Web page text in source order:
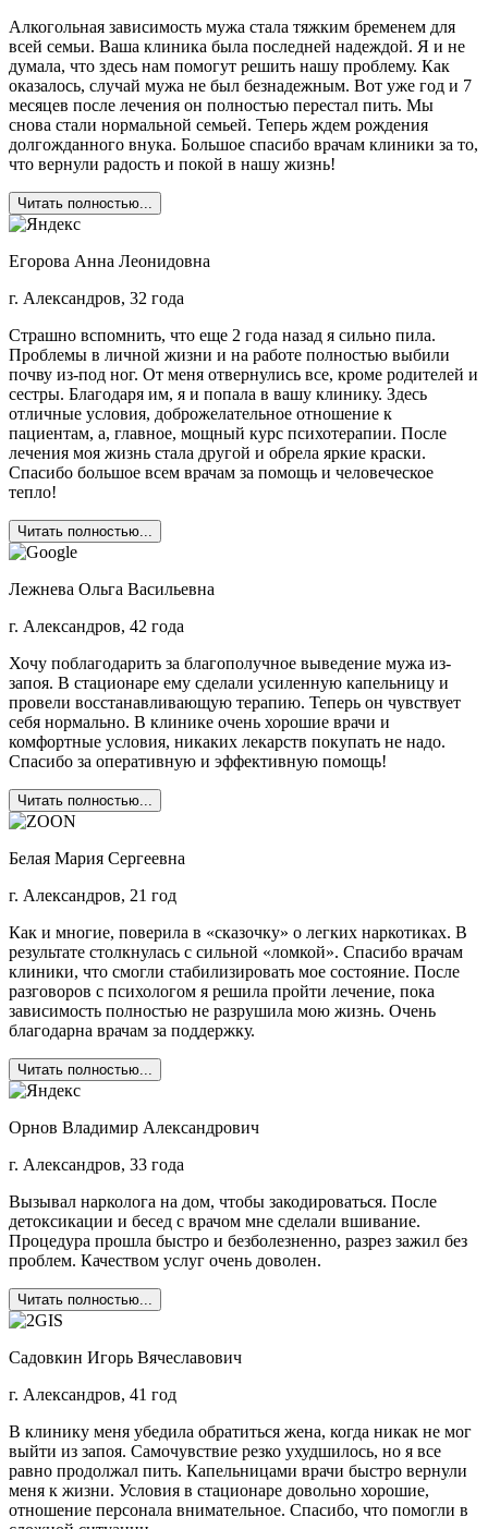
Алкогольная зависимость мужа стала тяжким бременем для
всей семьи. Ваша клиника была последней надеждой. Я и не
думала, что здесь нам помогут решить нашу проблему. Как
оказалось, случай мужа не был безнадежным. Вот уже год и 7
месяцев после лечения он полностью перестал пить. Мы
снова стали нормальной семьей. Теперь ждем рождения
долгожданного внука. Большое спасибо врачам клиники за то,
что вернули радость и покой в нашу жизнь!
Читать полностью...
Егорова Анна Леонидовна
г. Александров, 32 года
Страшно вспомнить, что еще 2 года назад я сильно пила.
Проблемы в личной жизни и на работе полностью выбили
почву из-под ног. От меня отвернулись все, кроме родителей и
сестры. Благодаря им, я и попала в вашу клинику. Здесь
отличные условия, доброжелательное отношение к
пациентам, а, главное, мощный курс психотерапии. После
лечения моя жизнь стала другой и обрела яркие краски.
Спасибо большое всем врачам за помощь и человеческое
тепло!
Читать полностью...
Лежнева Ольга Васильевна
г. Александров, 42 года
Хочу поблагодарить за благополучное выведение мужа из-
запоя. В стационаре ему сделали усиленную капельницу и
провели восстанавливающую терапию. Теперь он чувствует
себя нормально. В клинике очень хорошие врачи и
комфортные условия, никаких лекарств покупать не надо.
Спасибо за оперативную и эффективную помощь!
Читать полностью...
Белая Мария Сергеевна
г. Александров, 21 год
Как и многие, поверила в «сказочку» о легких наркотиках. В
результате столкнулась с сильной «ломкой». Спасибо врачам
клиники, что смогли стабилизировать мое состояние. После
разговоров с психологом я решила пройти лечение, пока
зависимость полностью не разрушила мою жизнь. Очень
благодарна врачам за поддержку.
Читать полностью...
Орнов Владимир Александрович
г. Александров, 33 года
Вызывал нарколога на дом, чтобы закодироваться. После
детоксикации и бесед с врачом мне сделали вшивание.
Процедура прошла быстро и безболезненно, разрез зажил без
проблем. Качеством услуг очень доволен.
Читать полностью...
Садовкин Игорь Вячеславович
г. Александров, 41 год
В клинику меня убедила обратиться жена, когда никак не мог
выйти из запоя. Самочувствие резко ухудшилось, но я все
равно продолжал пить. Капельницами врачи быстро вернули
меня к жизни. Условия в стационаре довольно хорошие,
отношение персонала внимательное. Спасибо, что помогли в